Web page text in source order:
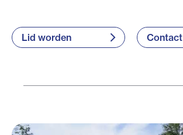
Lid worden Contact